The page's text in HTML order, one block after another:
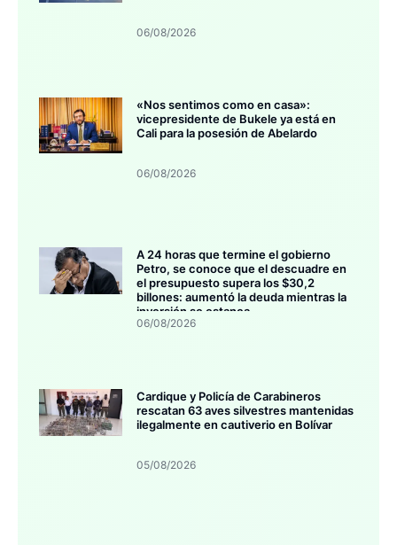
06/08/2026
«Nos sentimos como en casa»:
vicepresidente de Bukele ya está en
Cali para la posesión de Abelardo
06/08/2026
A 24 horas que termine el gobierno
Petro, se conoce que el descuadre en
el presupuesto supera los $30,2
billones: aumentó la deuda mientras la
inversión se estanca
06/08/2026
Cardique y Policía de Carabineros
rescatan 63 aves silvestres mantenidas
ilegalmente en cautiverio en Bolívar
05/08/2026